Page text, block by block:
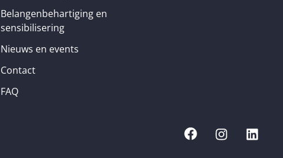
Belangenbehartiging en
sensibilisering
Nieuws en events
Contact
FAQ